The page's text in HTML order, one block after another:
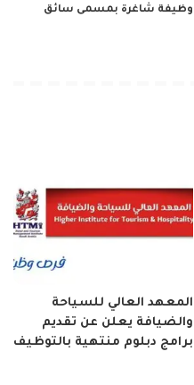
وظيفة شاغرة بمسمى سائق
المعهد العالي للسياحة
والضيافة يعلن عن تقديم
برامج دبلوم منتهية بالتوظيف